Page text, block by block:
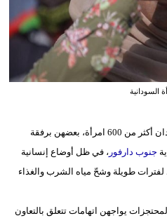
أخبار
إعلام
تعليم
أزياء
إسلامية
وتكنولوجيا
السودانية
تحتجز قوات الدعم السريع في السودان أكثر من 600 امرأة، بعضهن برفقة
جنوب دارفور ، في ظل أوضاع إنسانية
طويلة وشحّ مياه الشرب والغذاء
يواجهن اتهامات تتعلق بالتعاون